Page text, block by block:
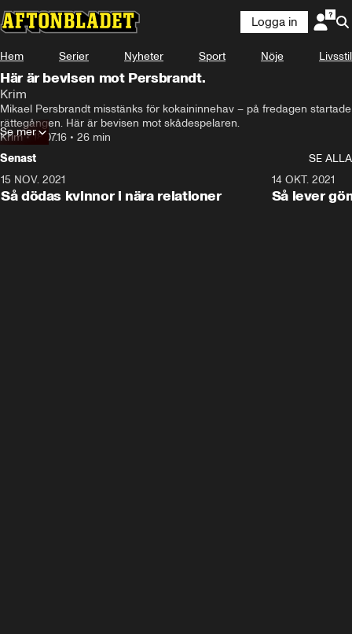
Logga in
Hem Serier Nyheter Sport Nöje Livsstil
Här är bevisen mot Persbrandt.
Krim
Mikael Persbrandt misstänks för kokaininnehav – på fredagen startade
rättegången. Här är bevisen mot skådespelaren.
Krim•18.07.16 • 26 min
Se mer
Senast
SE ALLA
15 NOV. 2021
Så dödas kvinnor i nära relationer
14 OKT. 2021
Så lever